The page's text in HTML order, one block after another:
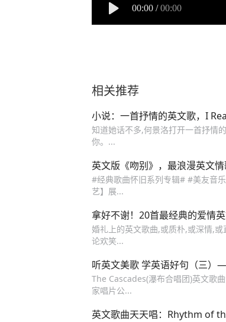
00:00 / 00:00
相关推荐
小说：一首抒情的英文歌，I
知道她话不多,何景洛打开一首抒情
你。...
英文版《吻别》，最浪漫英文情
#经典歌曲怀旧系列专辑# #美友音
艺】展...
拿好不谢！20首最经典的爱情
婚礼上的英文歌曲,或质朴,或深情,
论欢笑...
听英文美歌 学英语好句（三
The Cascades(瀑布合唱团)英文歌
家唱片公...
英文歌曲天天唱：Rhythm of